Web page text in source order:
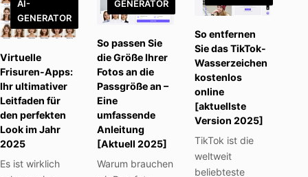
AI-
GENERATOR
Virtuelle
Frisuren-Apps:
Ihr ultimativer
Leitfaden für
den perfekten
Look im Jahr
2025
Es ist wirklich
GENERATOR
So passen Sie
die Größe Ihrer
Fotos an die
Passgröße an –
Eine
umfassende
Anleitung
[Aktuell 2025]
Warum brauchen
So entfernen
Sie das TikTok-
Wasserzeichen
kostenlos
online
[aktuellste
Version 2025]
TikTok ist die
weltweit
beliebteste